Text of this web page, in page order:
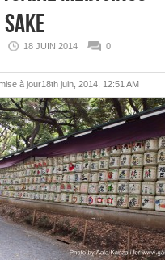
18 JUIN 2014 0
à jour18th juin, 2014, 12:51 AM